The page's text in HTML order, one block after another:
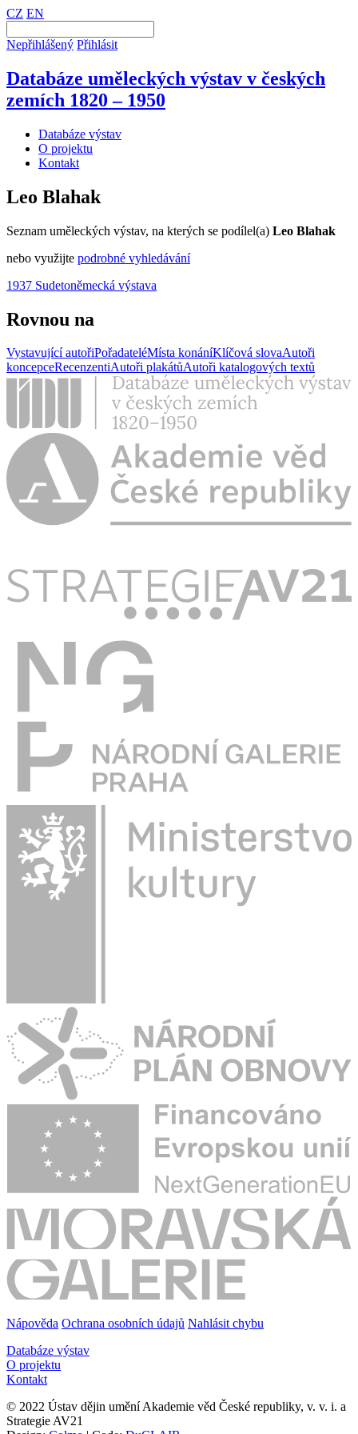
CZ EN
Nepřihlášený Přihlásit
Databáze uměleckých výstav v českých
zemích 1820 – 1950
Databáze výstav
O projektu
Kontakt
Leo Blahak
Seznam uměleckých výstav, na kterých se podílel(a) Leo Blahak
nebo využijte podrobné vyhledávání
1937 Sudetoněmecká výstava
Rovnou na
Vystavující autořiPořadateléMísta konáníKlíčová slovaAutoři
koncepceRecenzentiAutoři plakátůAutoři katalogových textů
Nápověda Ochrana osobních údajů Nahlásit chybu
Databáze výstav
O projektu
Kontakt
© 2022 Ústav dějin umění Akademie věd České republiky, v. v. i. a
Strategie AV21